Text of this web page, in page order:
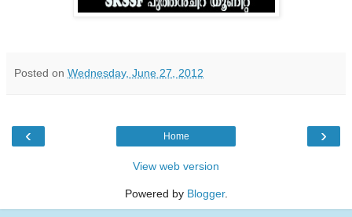
Posted on Wednesday, June 27, 2012
‹ ›
Home
View web version
Powered by Blogger.